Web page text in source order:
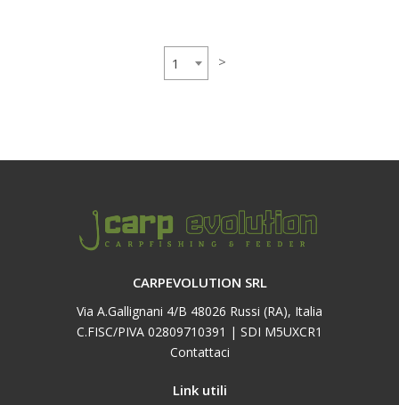
1 >
CARPEVOLUTION SRL
Via A.Gallignani 4/B 48026 Russi (RA), Italia
C.FISC/PIVA 02809710391 | SDI M5UXCR1
Contattaci
Link utili